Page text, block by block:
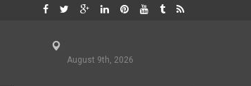
August 9th, 2026